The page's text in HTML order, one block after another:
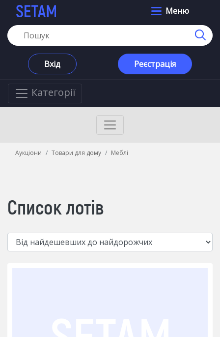
Меню
Вхід Реєстрація
Категорії
Аукціони Товари для дому Меблі
Список лотів